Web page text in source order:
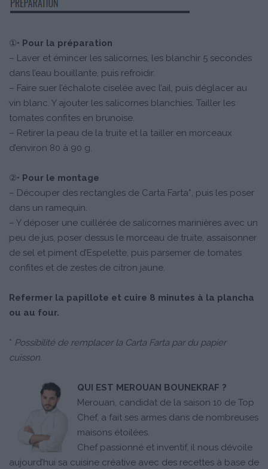
①• Pour la préparation
– Laver et émincer les salicornes, les blanchir 5 secondes
dans l’eau bouillante, puis refroidir.
– Faire suer l’échalote ciselée avec l’ail, puis déglacer au
vin blanc. Y ajouter les salicornes blanchies. Tailler les
tomates confites en brunoise.
– Retirer la peau de la truite et la tailler en morceaux
d’environ 80 à 90 g.
②• Pour le montage
– Découper des rectangles de Carta Farta*, puis les poser
dans un ramequin.
– Y déposer une cuillérée de salicornes marinières avec un
peu de jus, poser dessus le morceau de truite, assaisonner
de sel et piment d’Espelette, puis parsemer de tomates
confites et de zestes de citron jaune.
Refermer la papillote et cuire 8 minutes à la plancha
ou au four.
* Possibilité de remplacer la Carta Farta par du papier
cuisson.
QUI EST MEROUAN BOUNEKRAF ?
Merouan, candidat de la saison 10 de Top
Chef, a fait ses armes dans de nombreuses
maisons étoilées.
Chef passionné et inventif, il nous dévoile
aujourd’hui sa cuisine créative avec des recettes à base de